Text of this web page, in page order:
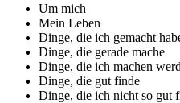
Um mich
Mein Leben
Dinge, die ich gemacht
Dinge, die gerade mache
Dinge, die ich machen
Dinge, die gut finde
Dinge, die ich nicht so gut